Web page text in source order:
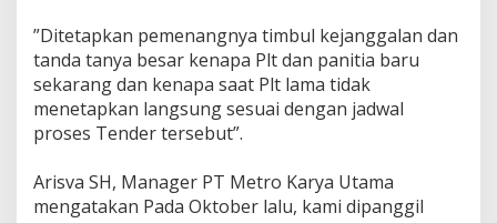
n
a
n
T
e
d
e
r
‎”Ditetapkan pemenangnya timbul kejanggalan dan
tanda tanya besar kenapa Plt dan panitia baru
sekarang dan kenapa saat Plt lama tidak
menetapkan langsung sesuai dengan jadwal
proses Tender tersebut”.
‎Arisva SH, Manager PT Metro Karya Utama
mengatakan Pada Oktober lalu, kami dipanggil